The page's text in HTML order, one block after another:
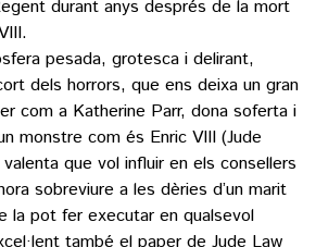
durant anys després de la mort
pesada, grotesca i delirant,
dels horrors, que ens deixa un gran
com a Katherine Parr, dona soferta i
monstre com és Enric VIII (Jude
que vol influir en els consellers
sobreviure a les dèries d’un marit
la pot fer executar en qualsevol